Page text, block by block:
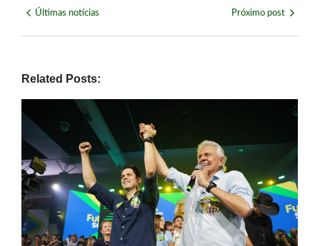
Últimas notícias Próximo post
Related Posts: